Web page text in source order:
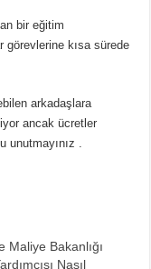
bir eğitim
görevlerine kısa sürede
arkadaşlara
ancak ücretler
.
Maliye Bakanlığı
Nasıl